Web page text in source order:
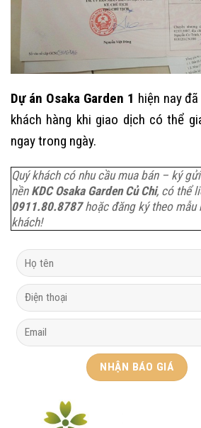
Dự án Osaka Garden 1 hiện nay
khách hàng khi giao dịch có thể
ngay trong ngày.
Quý khách có nhu cầu mua bán – ký
nền KDC Osaka Garden Củ Chi, có thể
0911.80.8787hoặc đăng ký theo mẫu
khách!